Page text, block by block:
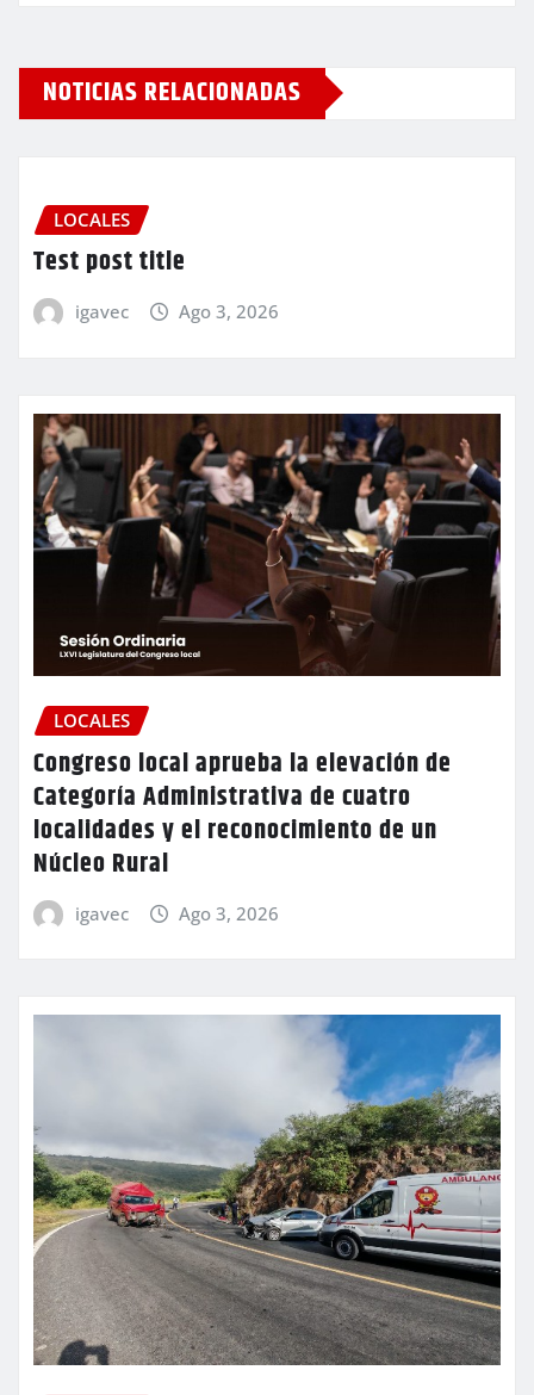
NOTICIAS RELACIONADAS
LOCALES
Test post title
igavec Ago 3, 2026
LOCALES
Congreso local aprueba la elevación de
Categoría Administrativa de cuatro
localidades y el reconocimiento de un
Núcleo Rural
igavec Ago 3, 2026